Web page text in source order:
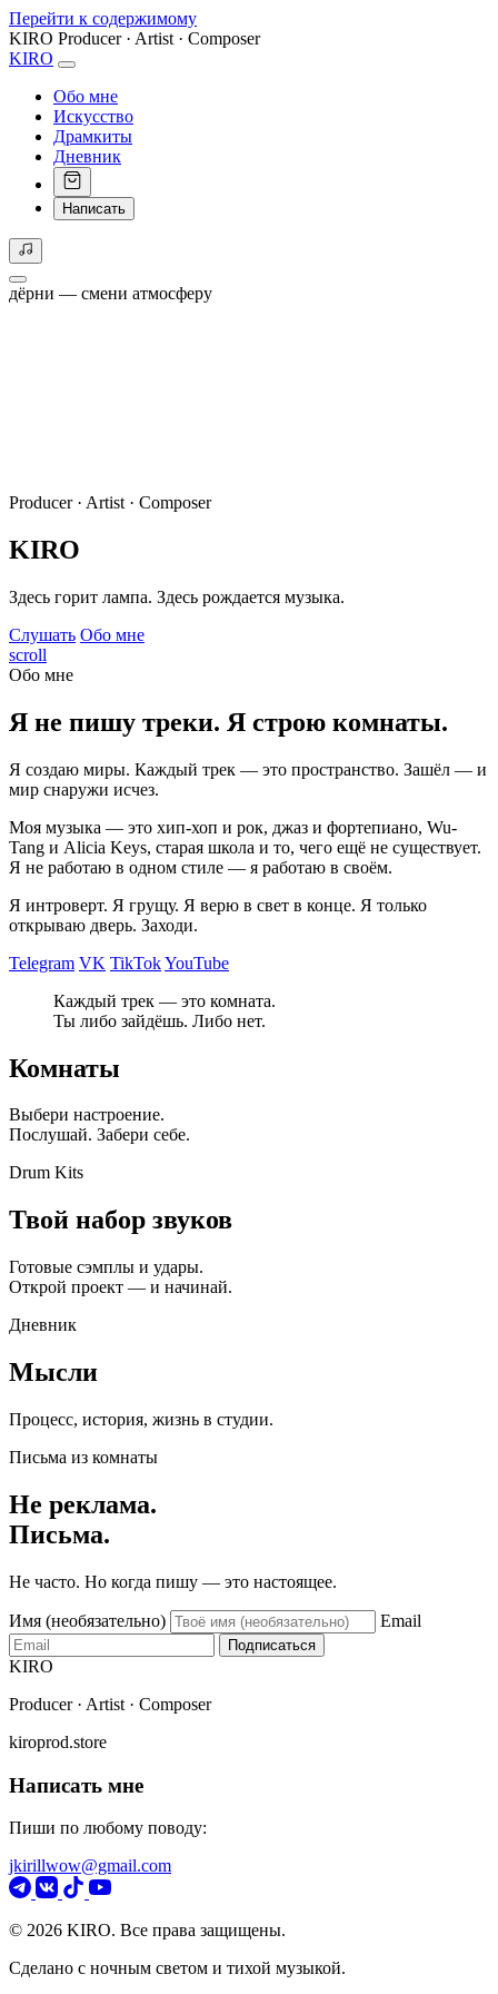
Перейти к содержимому
KIRO Producer · Artist · Composer
KIRO
Обо мне
Искусство
Драмкиты
Дневник
Написать
дёрни — смени атмосферу
Producer · Artist · Composer
KIRO
Здесь горит лампа. Здесь рождается музыка.
Слушать Обо мне
scroll
Обо мне
Я не пишу треки. Я строю комнаты.
Я создаю миры. Каждый трек — это пространство. Зашёл — и
мир снаружи исчез.
Моя музыка — это хип-хоп и рок, джаз и фортепиано, Wu-
Tang и Alicia Keys, старая школа и то, чего ещё не существует.
Я не работаю в одном стиле — я работаю в своём.
Я интроверт. Я грущу. Я верю в свет в конце. Я только
открываю дверь. Заходи.
Telegram VK TikTokYouTube
Каждый трек — это комната.
Ты либо зайдёшь. Либо нет.
Комнаты
Выбери настроение.
Послушай. Забери себе.
Drum Kits
Твой набор звуков
Готовые сэмплы и удары.
Открой проект — и начинай.
Дневник
Мысли
Процесс, история, жизнь в студии.
Письма из комнаты
Не реклама.
Письма.
Не часто. Но когда пишу — это настоящее.
Имя (необязательно) Email
Подписаться
KIRO
Producer · Artist · Composer
kiroprod.store
Написать мне
Пиши по любому поводу:
jkirillwow@gmail.com
© 2026 KIRO. Все права защищены.
Сделано с ночным светом и тихой музыкой.